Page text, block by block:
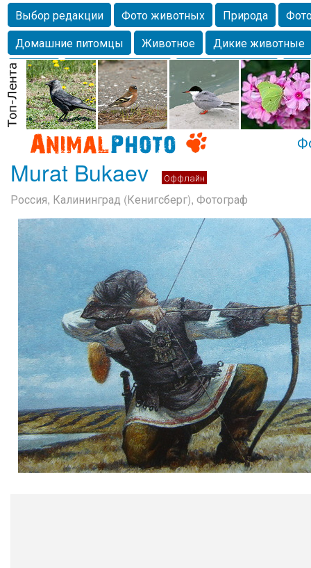
Выбор редакции Фото животных Природа
Домашние питомцы
Животное
Дикие животные
Собаки
Alexanderandronik Млекопитающие
Морда
Собачка Осень Портрет
Домашние
Насекомое
Коты Lebert Дикие птицы Утка
Murat Bukaev Оффлайн
Россия, Калининград (Кенигсберг), Фотограф